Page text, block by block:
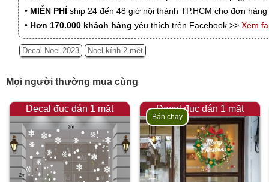
• MIỄN PHÍ ship 24 đến 48 giờ nội thành TP.HCM cho đơn
• Hơn 170.000 khách hàng yêu thích trên Facebook >> Xem
Decal Noel 2023 Noel kính 2 mét
Mọi người thường mua cùng
Decal đục dán 1 mặt Decal đục dán 1 mặt
Bán chạy